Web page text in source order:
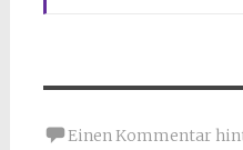
Einen Kommentar